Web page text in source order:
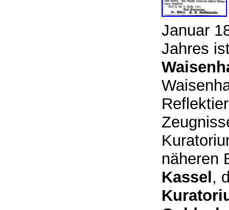
Januar
Jahres
näheren
Kassel ,